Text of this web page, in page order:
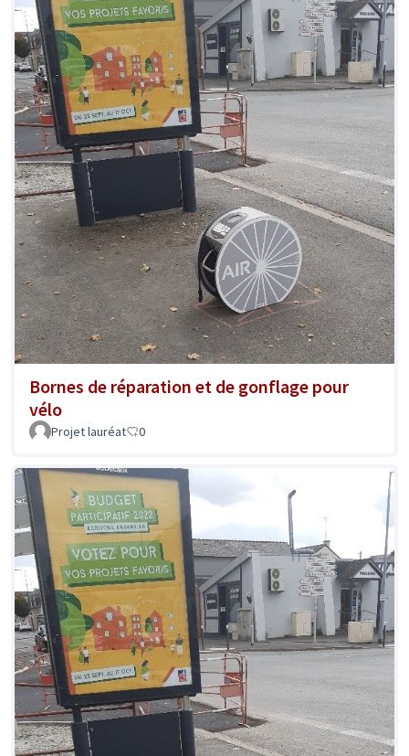
Bornes de réparation et de gonflage pour
vélo
Projet lauréat 0